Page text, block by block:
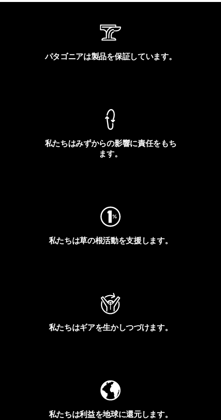
パタゴニアは製品を保証しています。
私たちはみずからの影響に責任をもち
ます。
私たちは草の根活動を支援します。
私たちはギアを生かしつづけます。
私たちは利益を地球に還元します。